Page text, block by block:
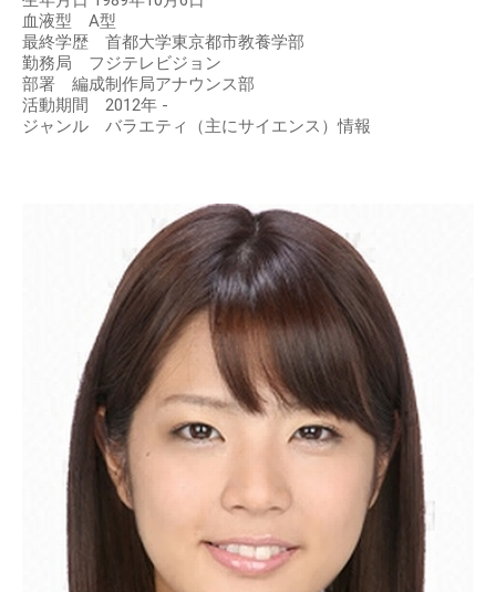
血液型 A型
最終学歴 首都大学東京都市教養学部
勤務局 フジテレビジョン
部署 編成制作局アナウンス部
活動期間 2012年 -
ジャンル バラエティ（主にサイエンス）情報